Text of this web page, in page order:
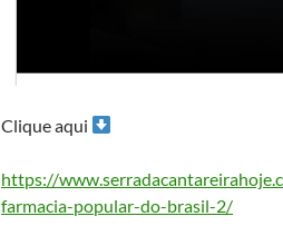
Clique aqui
https://
farmacia-popular-do-brasil-2/